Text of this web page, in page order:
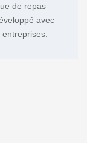
de repas
avec